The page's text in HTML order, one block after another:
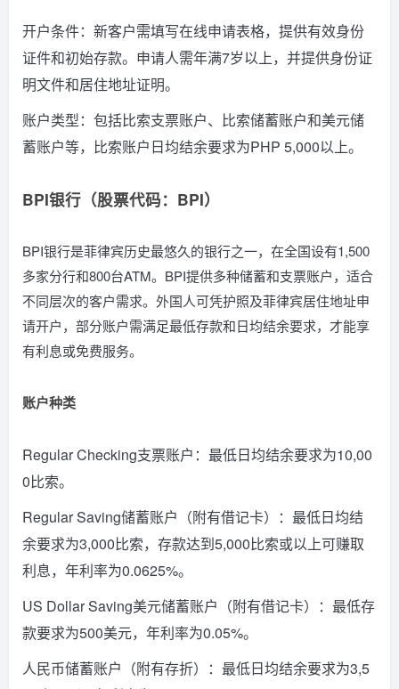
开户条件：新客户需填写在线申请表格，提供有效身份
证件和初始存款。申请人需年满7岁以上，并提供身份证
明文件和居住地址证明。
账户类型：包括比索支票账户、比索储蓄账户和美元储
蓄账户等，比索账户日均结余要求为PHP 5,000以上。
BPI银行（股票代码：BPI）
BPI银行是菲律宾历史最悠久的银行之一，在全国设有1,500
多家分行和800台ATM。BPI提供多种储蓄和支票账户，适合
不同层次的客户需求。外国人可凭护照及菲律宾居住地址申
请开户，部分账户需满足最低存款和日均结余要求，才能享
有利息或免费服务。
账户种类
Regular Checking支票账户：最低日均结余要求为10,00
0比索。
Regular Saving储蓄账户（附有借记卡）：最低日均结
余要求为3,000比索，存款达到5,000比索或以上可赚取
利息，年利率为0.0625%。
US Dollar Saving美元储蓄账户（附有借记卡）：最低存
款要求为500美元，年利率为0.05%。
人民币储蓄账户（附有存折）：最低日均结余要求为3,5